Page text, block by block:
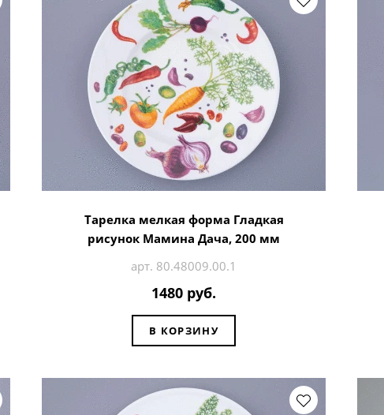
Тарелка мелкая форма Гладкая
рисунок Мамина Дача, 200 мм
арт. 80.48009.00.1
1480 руб.
В КОРЗИНУ